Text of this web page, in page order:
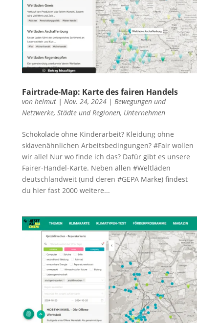
Fairtrade-Map: Karte des fairen Handels
von helmut| Nov. 24, 2024| Bewegungen und
Netzwerke, Städte und Regionen, Unternehmen
Schokolade ohne Kinderarbeit? Kleidung ohne
sklavenähnlichen Arbeitsbedingungen? #Fair wollen
wir alle! Nur wo finde ich das? Dafür gibt es unsere
Fairer-Handel-Karte. Neben allen #Weltläden
deutschlandweit (und deren #GEPA Marke) findest
du hier fast 2000 weitere...